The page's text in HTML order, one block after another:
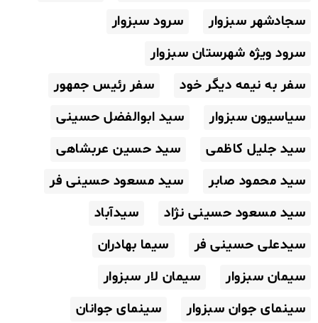
سجادشهر سبزوار
سرود سبزوار
سرود ویژه شهرستان سبزوار
سفر به نیمه دیگر خود
سفر رئیس جمهور
سیاسیون سبزوار
سید ابوالفضل حسینی
سید جلیل کاظمی
سید حسین عربشاهی
سید محمود صابر
سید مسعود حسینی فر
سید مسعود حسینی نژاد
سیدآباد
سیدعلی حسینی فر
سیما بهادران
سیمان سبزوار
سیمان لار سبزوار
سینمای جوان سبزوار
سینمای جوانان